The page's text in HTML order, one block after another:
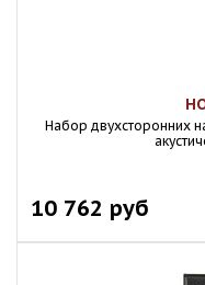
Набор двухсторонних
10 762 руб